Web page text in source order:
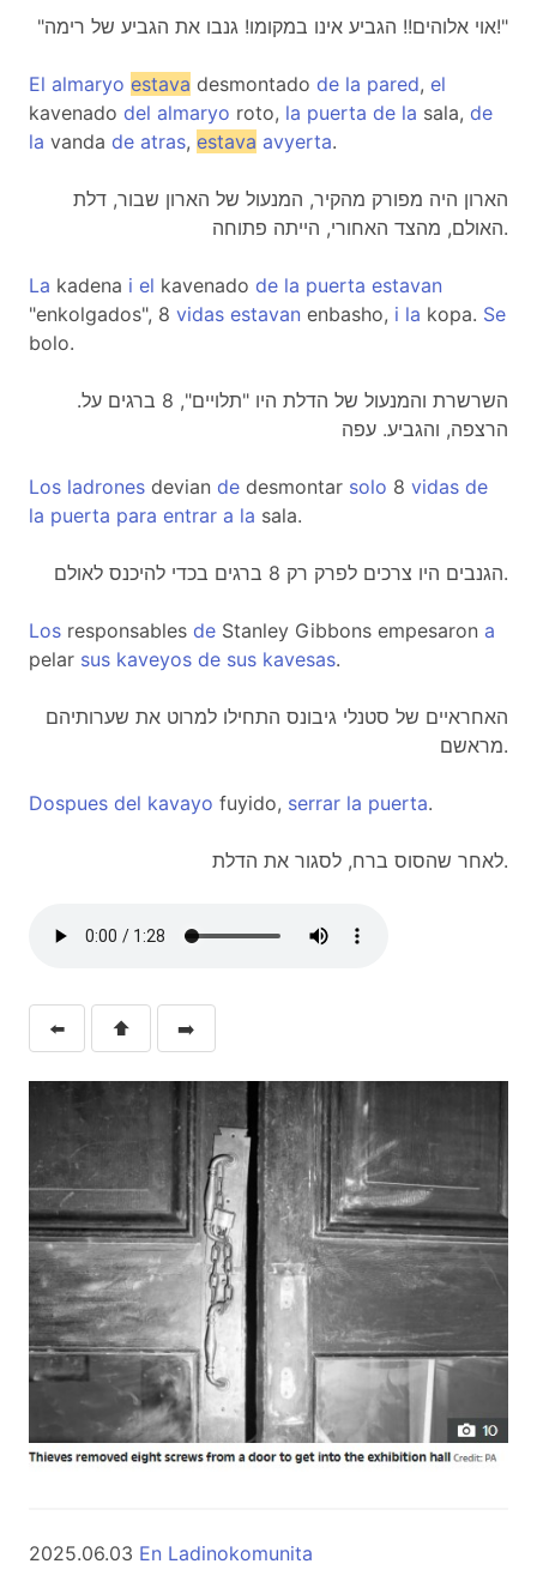
"אוי אלוהים!! הגביע אינו במקומו! גנבו את הגביע של רימה!"
El almaryo estava desmontado de la pared, el
kavenado del almaryo roto, la puerta de la sala, de
la vanda de atras, estava avyerta.
הארון היה מפורק מהקיר, המנעול של הארון שבור, דלת
האולם, מהצד האחורי, הייתה פתוחה.
La kadena i el kavenado de la puerta estavan
"enkolgados", 8 vidas estavan enbasho, i la kopa. Se
bolo.
.השרשרת והמנעול של הדלת היו "תלויים", 8 ברגים על
הרצפה, והגביע. עפה
Los ladrones devian de desmontar solo 8 vidas de
la puerta para entrar a la sala.
הגנבים היו צרכים לפרק רק 8 ברגים בכדי להיכנס לאולם.
Los responsables de Stanley Gibbons empesaron a
pelar sus kaveyos de sus kavesas.
האחראיים של סטנלי גיבונס התחילו למרוט את שערותיהם
מראשם.
Dospues del kavayo fuyido, serrar la puerta.
לאחר שהסוס ברח, לסגור את הדלת.
⬅️ ⬆️ ➡️
2025.06.03 En Ladinokomunita